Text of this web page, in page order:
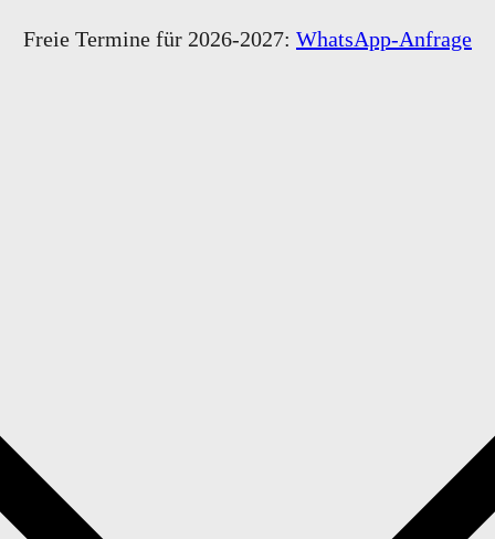
Freie Termine für 2026-2027: WhatsApp-Anfrage